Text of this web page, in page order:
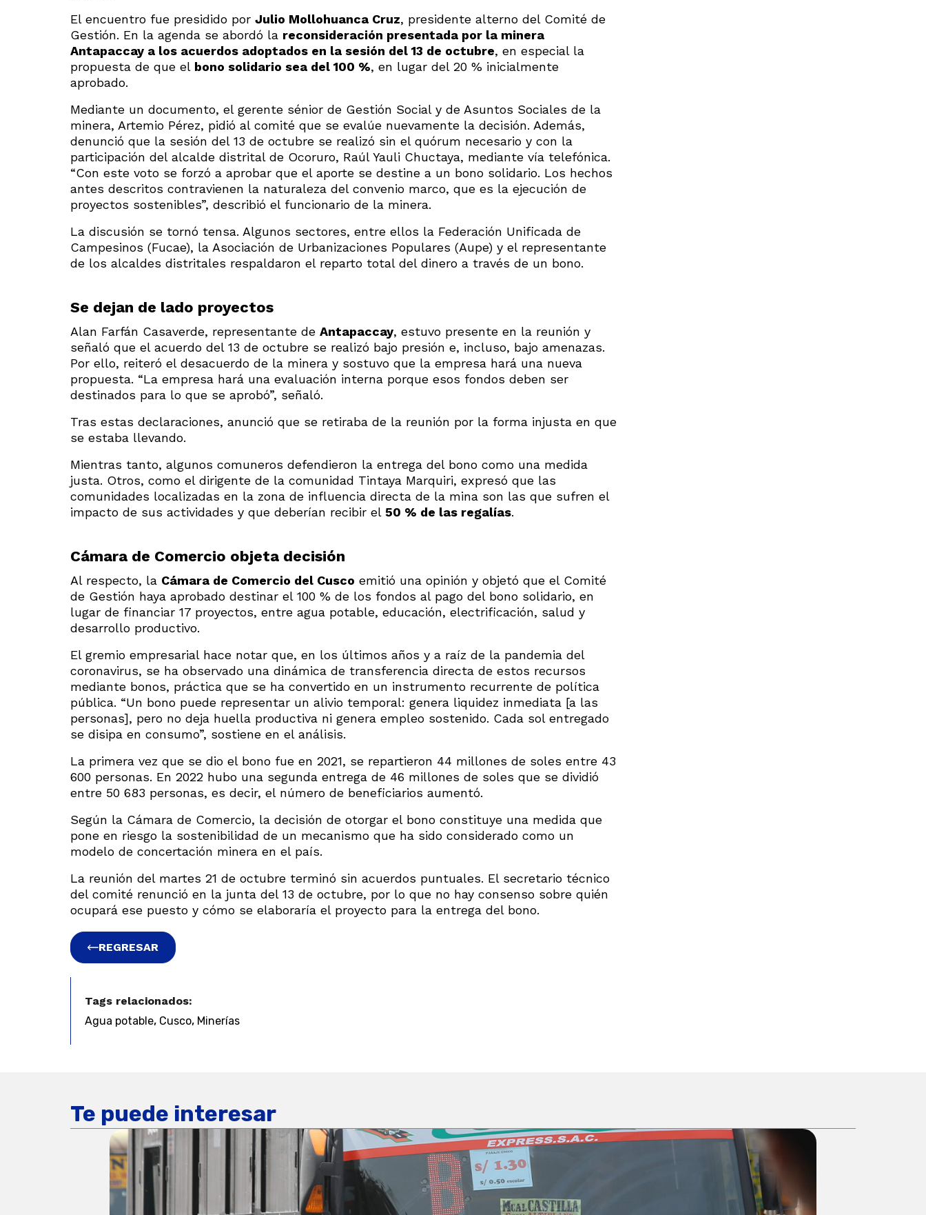
El encuentro fue presidido por Julio Mollohuanca Cruz, presidente alterno del Comité de
Gestión. En la agenda se abordó la reconsideración presentada por la minera
Antapaccay a los acuerdos adoptados en la sesión del 13 de octubre, en especial la
propuesta de que el bono solidario sea del 100 %, en lugar del 20 % inicialmente
aprobado.
Mediante un documento, el gerente sénior de Gestión Social y de Asuntos Sociales de la
minera, Artemio Pérez, pidió al comité que se evalúe nuevamente la decisión. Además,
denunció que la sesión del 13 de octubre se realizó sin el quórum necesario y con la
participación del alcalde distrital de Ocoruro, Raúl Yauli Chuctaya, mediante vía telefónica.
“Con este voto se forzó a aprobar que el aporte se destine a un bono solidario. Los hechos
antes descritos contravienen la naturaleza del convenio marco, que es la ejecución de
proyectos sostenibles”, describió el funcionario de la minera.
La discusión se tornó tensa. Algunos sectores, entre ellos la Federación Unificada de
Campesinos (Fucae), la Asociación de Urbanizaciones Populares (Aupe) y el representante
de los alcaldes distritales respaldaron el reparto total del dinero a través de un bono.
Se dejan de lado proyectos
Alan Farfán Casaverde, representante de Antapaccay, estuvo presente en la reunión y
señaló que el acuerdo del 13 de octubre se realizó bajo presión e, incluso, bajo amenazas.
Por ello, reiteró el desacuerdo de la minera y sostuvo que la empresa hará una nueva
propuesta. “La empresa hará una evaluación interna porque esos fondos deben ser
destinados para lo que se aprobó”, señaló.
Tras estas declaraciones, anunció que se retiraba de la reunión por la forma injusta en que
se estaba llevando.
Mientras tanto, algunos comuneros defendieron la entrega del bono como una medida
justa. Otros, como el dirigente de la comunidad Tintaya Marquiri, expresó que las
comunidades localizadas en la zona de influencia directa de la mina son las que sufren el
impacto de sus actividades y que deberían recibir el 50 % de las regalías.
Cámara de Comercio objeta decisión
Al respecto, la Cámara de Comercio del Cusco emitió una opinión y objetó que el Comité
de Gestión haya aprobado destinar el 100 % de los fondos al pago del bono solidario, en
lugar de financiar 17 proyectos, entre agua potable, educación, electrificación, salud y
desarrollo productivo.
El gremio empresarial hace notar que, en los últimos años y a raíz de la pandemia del
coronavirus, se ha observado una dinámica de transferencia directa de estos recursos
mediante bonos, práctica que se ha convertido en un instrumento recurrente de política
pública. “Un bono puede representar un alivio temporal: genera liquidez inmediata [a las
personas], pero no deja huella productiva ni genera empleo sostenido. Cada sol entregado
se disipa en consumo”, sostiene en el análisis.
La primera vez que se dio el bono fue en 2021, se repartieron 44 millones de soles entre 43
600 personas. En 2022 hubo una segunda entrega de 46 millones de soles que se dividió
entre 50 683 personas, es decir, el número de beneficiarios aumentó.
Según la Cámara de Comercio, la decisión de otorgar el bono constituye una medida que
pone en riesgo la sostenibilidad de un mecanismo que ha sido considerado como un
modelo de concertación minera en el país.
La reunión del martes 21 de octubre terminó sin acuerdos puntuales. El secretario técnico
del comité renunció en la junta del 13 de octubre, por lo que no hay consenso sobre quién
ocupará ese puesto y cómo se elaboraría el proyecto para la entrega del bono.
REGRESAR
Tags relacionados:
Agua potable, Cusco, Minerías
Te puede interesar